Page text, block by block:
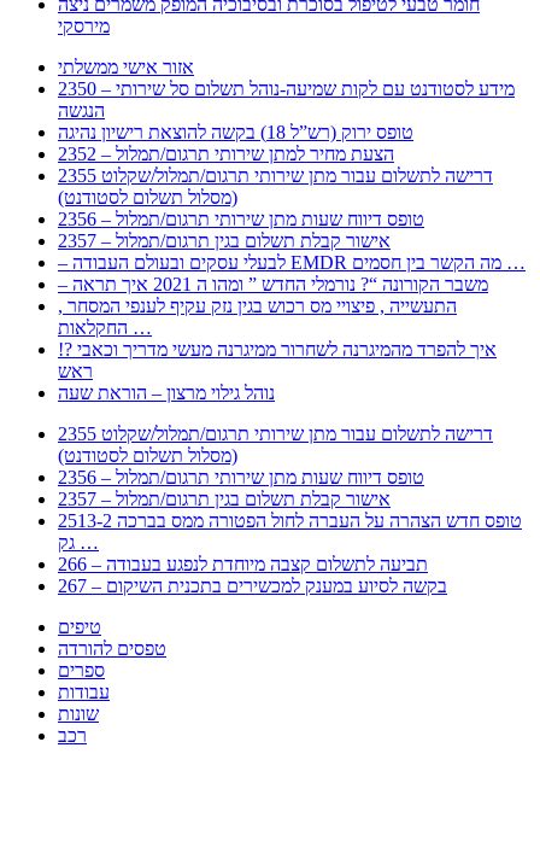
חומר טבעי לטיפול בסוכרת ובסיבוכיה המופק משמרים ניצה
מירסקי
אזור אישי ממשלתי
2350 – מידע לסטודנט עם לקות שמיעה-נוהל תשלום סל שירותי
הנגשה
טופס ירוק (רש”ל 18) בקשה להוצאת רישיון נהיגה
2352 – הצעת מחיר למתן שירותי תרגום/תמלול
2355 דרישה לתשלום עבור מתן שירותי תרגום/תמלול/שקלוט
(מסלול תשלום לסטודנט)
2356 – טופס דיווח שעות מתן שירותי תרגום/תמלול
2357 – אישור קבלת תשלום בגין תרגום/תמלול
– לבעלי עסקים ובעולם העבודה EMDR מה הקשר בין חסמים …
– משבר הקורונה “? נורמלי החדש ” ומהו ה 2021 איך תראה
, התעשייה , פיצויי מס רכוש בגין נזק עקיף לענפי המסחר
החקלאות …
!? איך להפרד מהמיגרנה לשחרור ממיגרנה מעשי מדריך וכאבי
ראש
נוהל גילוי מרצון – הוראת שעה
2355 דרישה לתשלום עבור מתן שירותי תרגום/תמלול/שקלוט
(מסלול תשלום לסטודנט)
2356 – טופס דיווח שעות מתן שירותי תרגום/תמלול
2357 – אישור קבלת תשלום בגין תרגום/תמלול
2513-2 טופס חדש הצהרה על העברה לחול הפטורה ממס בברכה
גק …
266 – תביעה לתשלום קצבה מיוחדת לנפגע בעבודה
267 – בקשה לסיוע במענק למכשירים בתכנית השיקום
טיפים
טפסים להורדה
ספרים
עבודות
שונות
רכב